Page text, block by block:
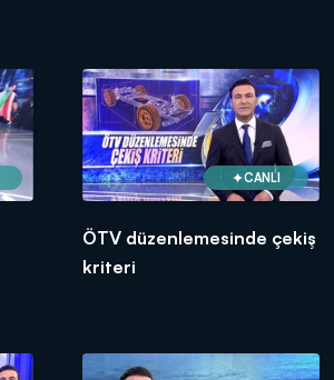
CANLI
ÖTV düzenlemesinde çekiş
kriteri